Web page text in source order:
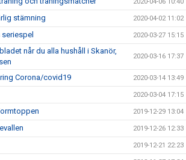
stämning 2020-04-02 11:02
2020-03-27 15:15
når du alla hushåll i Skanör,
2020-03-16 17:37
Corona/covid19 2020-03-14 13:49
2020-03-04 17:15
2019-12-29 13:04
2019-12-26 12:33
2019-12-21 22:23